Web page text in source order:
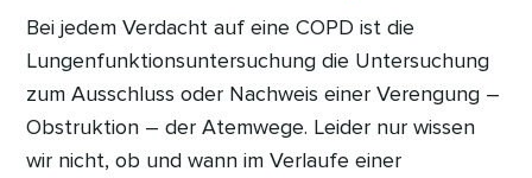
Bei jedem Verdacht auf eine COPD ist die
Lungenfunktionsuntersuchung die Untersuchung
zum Ausschluss oder Nachweis einer Verengung –
Obstruktion – der Atemwege. Leider nur wissen
wir nicht, ob und wann im Verlaufe einer